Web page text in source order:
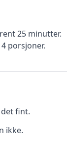
25 minutter.
4 porsjoner.
fint.
ikke.